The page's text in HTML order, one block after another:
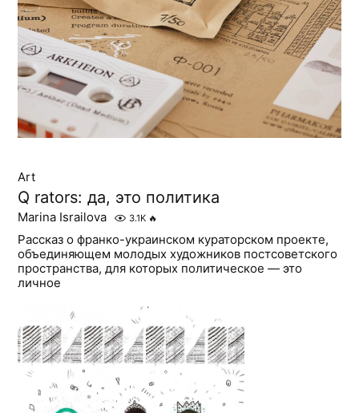
Art
Q rators: да, это политика
Marina Israilova 3.1K 🔥
Рассказ о франко-украинском кураторском проекте,
объединяющем молодых художников постсоветского
пространства, для которых политическое — это
личное